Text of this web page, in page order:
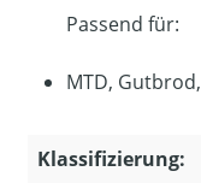
Passend für:
MTD,
Klassifizierung: